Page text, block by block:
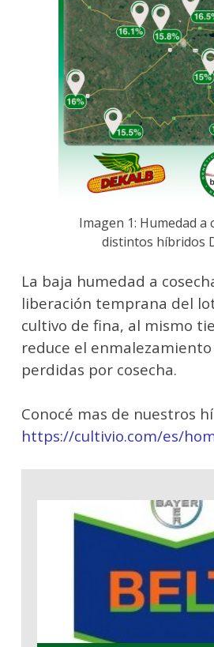
Imagen 1: Humedad a
distintos híbridos
La baja humedad a
liberación temprana del
cultivo de fina, al mismo
reduce el
perdidas por cosecha.
Conocé mas de nuestros
https://cultivio.com/es/